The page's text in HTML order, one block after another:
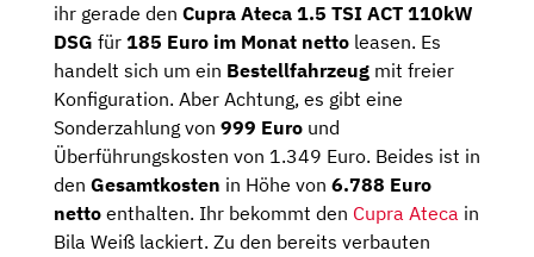
ihr gerade den Cupra Ateca 1.5 TSI ACT 110kW
DSG für 185 Euro im Monat netto leasen. Es
handelt sich um ein Bestellfahrzeug mit freier
Konfiguration. Aber Achtung, es gibt eine
Sonderzahlung von 999 Euro und
Überführungskosten von 1.349 Euro. Beides ist in
den Gesamtkosten in Höhe von 6.788 Euro
netto enthalten. Ihr bekommt den Cupra Ateca in
Bila Weiß lackiert. Zu den bereits verbauten